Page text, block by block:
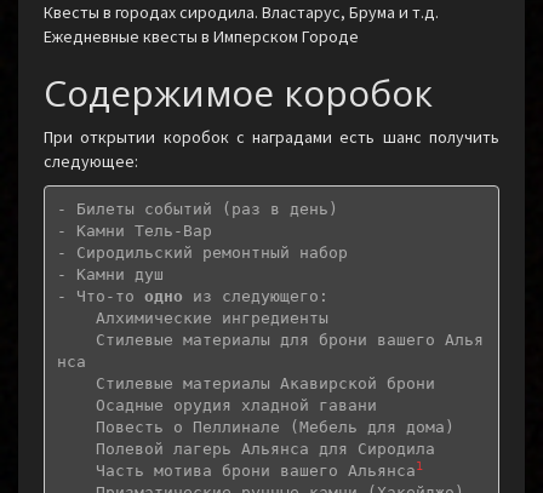
Квесты в городах сиродила. Властарус, Брума и т.д.
Ежедневные квесты в Имперском Городе
Содержимое коробок
При открытии коробок с наградами есть шанс получить
следующее:
- Билеты событий (раз в день)
- Камни Тель-Вар
- Сиродильский ремонтный набор
- Камни душ
- Что-то одно из следующего:
нса
    Часть мотива брони вашего Альянса
1